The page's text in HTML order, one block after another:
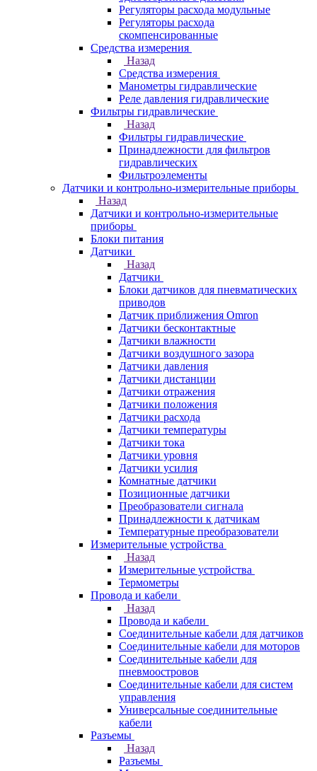
Регуляторы расхода модульные
Регуляторы расхода
скомпенсированные
Средства измерения
Назад
Средства измерения
Манометры гидравлические
Реле давления гидравлические
Фильтры гидравлические
Назад
Фильтры гидравлические
Принадлежности для фильтров
гидравлических
Фильтроэлементы
Датчики и контрольно-измерительные приборы
Назад
Датчики и контрольно-измерительные
приборы
Блоки питания
Датчики
Назад
Датчики
Блоки датчиков для пневматических
приводов
Датчик приближения Omron
Датчики бесконтактные
Датчики влажности
Датчики воздушного зазора
Датчики давления
Датчики дистанции
Датчики отражения
Датчики положения
Датчики расхода
Датчики температуры
Датчики тока
Датчики уровня
Датчики усилия
Комнатные датчики
Позиционные датчики
Преобразователи сигнала
Принадлежности к датчикам
Температурные преобразователи
Измерительные устройства
Назад
Измерительные устройства
Термометры
Провода и кабели
Назад
Провода и кабели
Соединительные кабели для датчиков
Соединительные кабели для моторов
Соединительные кабели для
пневмоостровов
Соединительные кабели для систем
управления
Универсальные соединительные
кабели
Разъемы
Назад
Разъемы